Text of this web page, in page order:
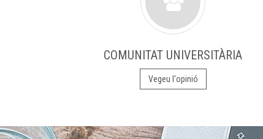
COMUNITAT UNIVERSITÀRIA
Vegeu l'opinió